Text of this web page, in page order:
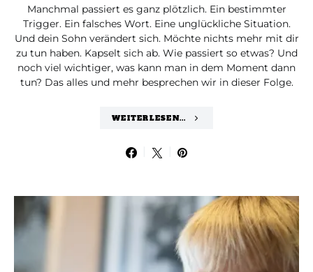
Manchmal passiert es ganz plötzlich. Ein bestimmter
Trigger. Ein falsches Wort. Eine unglückliche Situation.
Und dein Sohn verändert sich. Möchte nichts mehr mit dir
zu tun haben. Kapselt sich ab. Wie passiert so etwas? Und
noch viel wichtiger, was kann man in dem Moment dann
tun? Das alles und mehr besprechen wir in dieser Folge.
WEITERLESEN...